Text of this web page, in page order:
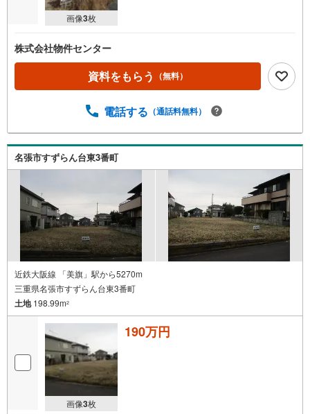
ー
ジ
保
る
画像3枚
株式会社物件センター
資料をもらう （無料）
電話する （通話料無料）
名張市すずらん台東3番町
近鉄大阪線 「美旗」駅から5270m
三重県名張市すずらん台東3番町
土地198.99m2
画像3枚
190万円